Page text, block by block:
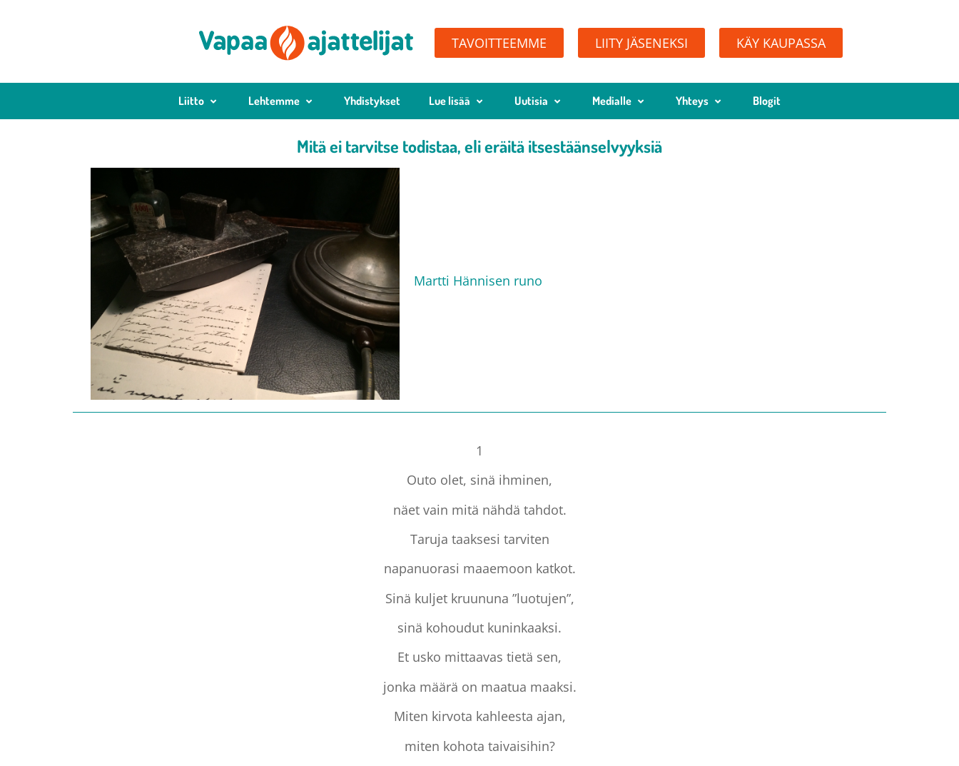
TAVOITTEEMME LIITY JÄSENEKSI KÄY KAUPASSA
Liitto Lehtemme Yhdistykset Lue lisää Uutisia Medialle Yhteys Blogit
Mitä ei tarvitse todistaa, eli eräitä itsestäänselvyyksiä
Martti Hännisen runo
1
Outo olet, sinä ihminen,
näet vain mitä nähdä tahdot.
Taruja taaksesi tarviten
napanuorasi maaemoon katkot.
Sinä kuljet kruununa ”luotujen”,
sinä kohoudut kuninkaaksi.
Et usko mittaavas tietä sen,
jonka määrä on maatua maaksi.
Miten kirvota kahleesta ajan,
miten kohota taivaisihin?